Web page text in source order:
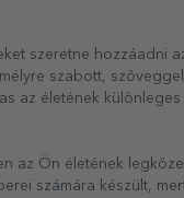
szeretne hozzáadni
szabott,
az életének
az Ön életének
számára készült,